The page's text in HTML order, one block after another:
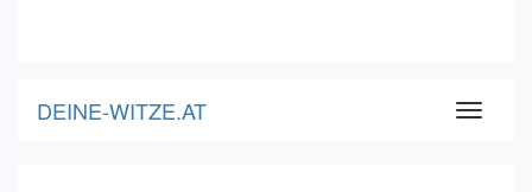
DEINE-WITZE.AT
Toggle